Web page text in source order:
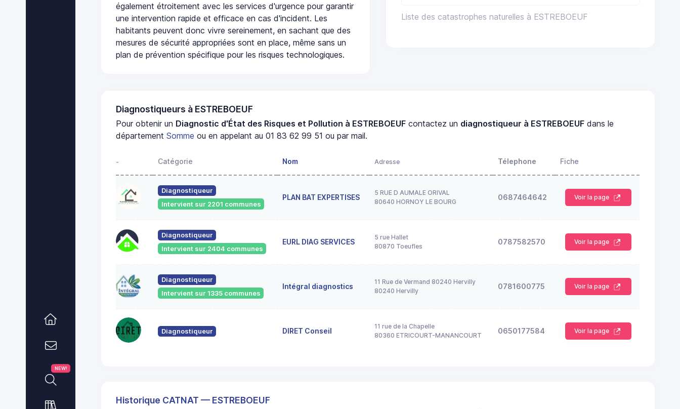
NEW!
également étroitement avec les services d'urgence pour garantir
une intervention rapide et efficace en cas d'incident. Les
habitants peuvent donc vivre sereinement, en sachant que des
mesures de sécurité appropriées sont en place, même sans un
plan de prévention spécifique pour les risques technologiques.
Liste des catastrophes naturelles à ESTREBOEUF
Diagnostiqueurs à ESTREBOEUF
Pour obtenir un Diagnostic d'État des Risques et Pollution à ESTREBOEUF contactez un diagnostiqueur à ESTREBOEUF dans le
départementSomme ou en appelant au 01 83 62 99 51 ou par mail.
- Catégorie Nom Adresse Télephone Fiche
Diagnostiqueur
Intervient sur 2201 communes
PLAN BAT EXPERTISES
5 RUE D AUMALE ORIVAL
80640 HORNOY LE BOURG
0687464642 Voir la page
Diagnostiqueur
Intervient sur 2404 communes
EURL DIAG SERVICES
5 rue Hallet
80870 Toeufles
0787582570 Voir la page
Diagnostiqueur
Intervient sur 1335 communes
Intégral diagnostics
11 Rue de Vermand 80240 Hervilly
80240 Hervilly
0781600775 Voir la page
Diagnostiqueur DIRET Conseil
11 rue de la Chapelle
80360 ETRICOURT-MANANCOURT
0650177584 Voir la page
Historique CATNAT — ESTREBOEUF